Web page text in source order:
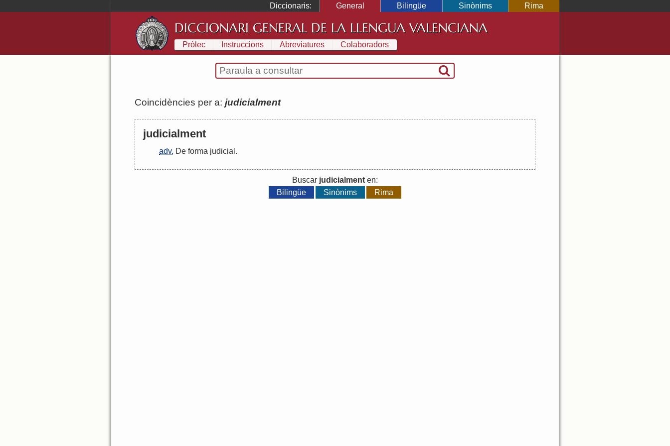
Diccionaris: General Bilingüe Sinònims Rima
DICCIONARI GENERAL DE LA LLENGUA VALENCIANA
Pròlec Instruccions Abreviatures Colaboradors
Coincidències per a: judicialment
judicialment
adv. De forma judicial .
Buscar judicialment en:
Bilingüe
Sinònims Rima